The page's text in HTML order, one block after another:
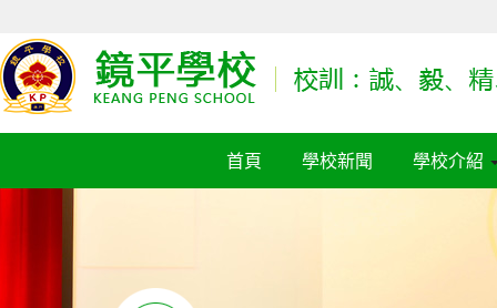
首頁 學校新聞 學校介紹